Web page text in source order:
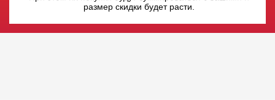
размер скидки будет расти.